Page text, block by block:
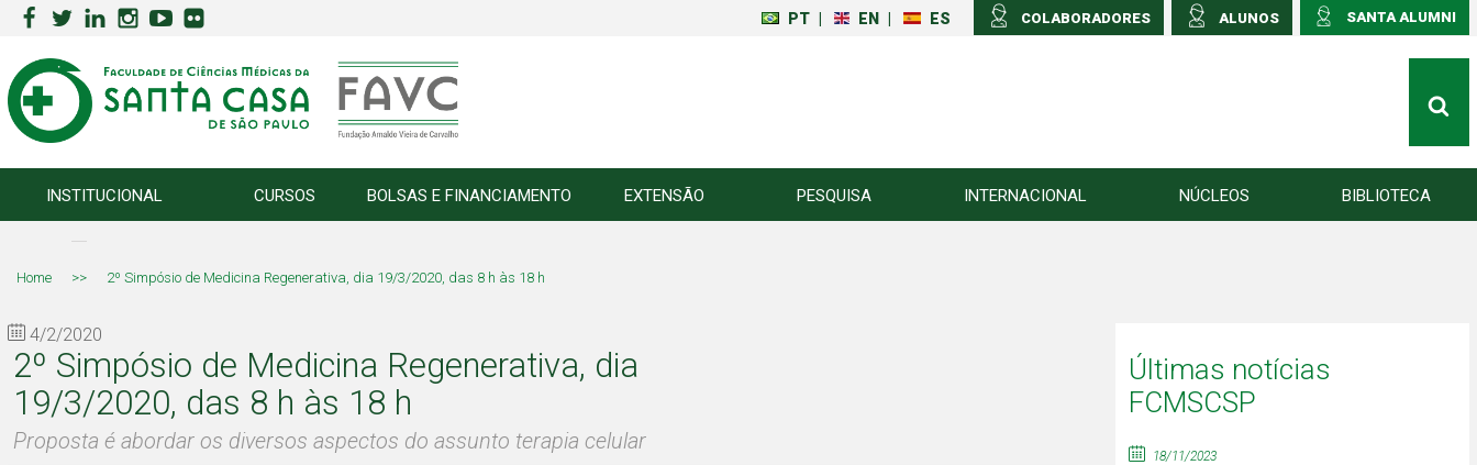
SANTA ALUMNI
ALUNOS
COLABORADORES
PT EN ES
INSTITUCIONAL CURSOS BOLSAS E FINANCIAMENTO EXTENSÃO PESQUISA INTERNACIONAL NÚCLEOS BIBLIOTECA
Home >> 2º Simpósio de Medicina Regenerativa, dia 19/3/2020, das 8 h às 18 h
4/2/2020
2º Simpósio de Medicina Regenerativa, dia
19/3/2020, das 8 h às 18 h
Proposta é abordar os diversos aspectos do assunto terapia celular
Últimas notícias
FCMSCSP
18/11/2023